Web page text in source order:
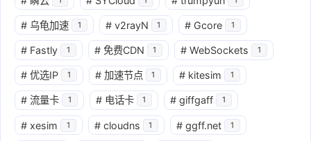
# 乌龟加速 1 # v2rayN 1 # Gcore 1
# Fastly 1 # 免费CDN 1 # WebSockets 1
# 优选IP 1 # 加速节点 1 # kitesim 1
# 流量卡 1 # 电话卡 1 # giffgaff 1
# xesim 1 # cloudns 1 # ggff.net 1